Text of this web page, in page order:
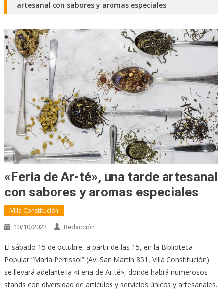
artesanal con sabores y aromas especiales
«Feria de Ar-té», una tarde artesanal
con sabores y aromas especiales
Villa Constitución
10/10/2022 Redacción
El sábado 15 de octubre, a partir de las 15, en la Biblioteca
Popular “María Perrissol” (Av. San Martín 851, Villa Constitución)
se llevará adelante la «Feria de Ar-té», donde habrá numerosos
stands con diversidad de artículos y servicios únicos y artesanales.